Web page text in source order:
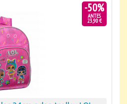
-50%
ANTES
23,90 €